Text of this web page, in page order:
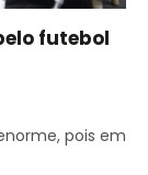
futebol
pois em